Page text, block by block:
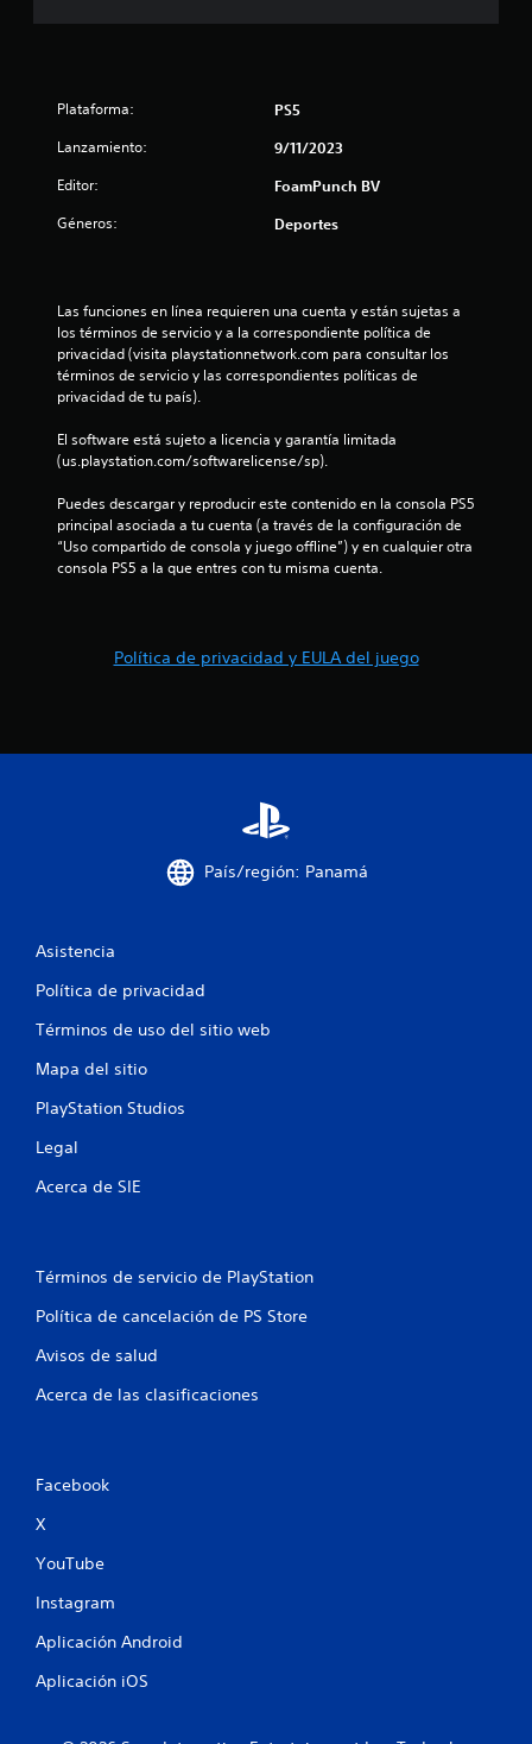
Plataforma: PS5
Lanzamiento: 9/11/2023
Editor: FoamPunch BV
Géneros: Deportes
Las funciones en línea requieren una cuenta y están sujetas a
los términos de servicio y a la correspondiente política de
privacidad (visita playstationnetwork.com para consultar los
términos de servicio y las correspondientes políticas de
privacidad de tu país).
El software está sujeto a licencia y garantía limitada
(us.playstation.com/softwarelicense/sp).
Puedes descargar y reproducir este contenido en la consola PS5
principal asociada a tu cuenta (a través de la configuración de
“Uso compartido de consola y juego offline”) y en cualquier otra
consola PS5 a la que entres con tu misma cuenta.
Política de privacidad y EULA del juego
País/región: Panamá
Asistencia
Política de privacidad
Términos de uso del sitio web
Mapa del sitio
PlayStation Studios
Legal
Acerca de SIE
Términos de servicio de PlayStation
Política de cancelación de PS Store
Avisos de salud
Acerca de las clasificaciones
Facebook
X
YouTube
Instagram
Aplicación Android
Aplicación iOS